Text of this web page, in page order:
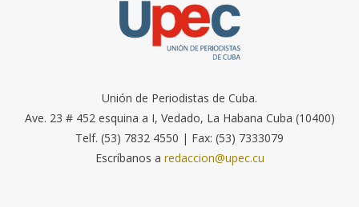
Unión de Periodistas de Cuba.
Ave. 23 # 452 esquina a I, Vedado, La Habana Cuba (10400)
Telf. (53) 7832 4550 | Fax: (53) 7333079
Escríbanos a redaccion@upec.cu